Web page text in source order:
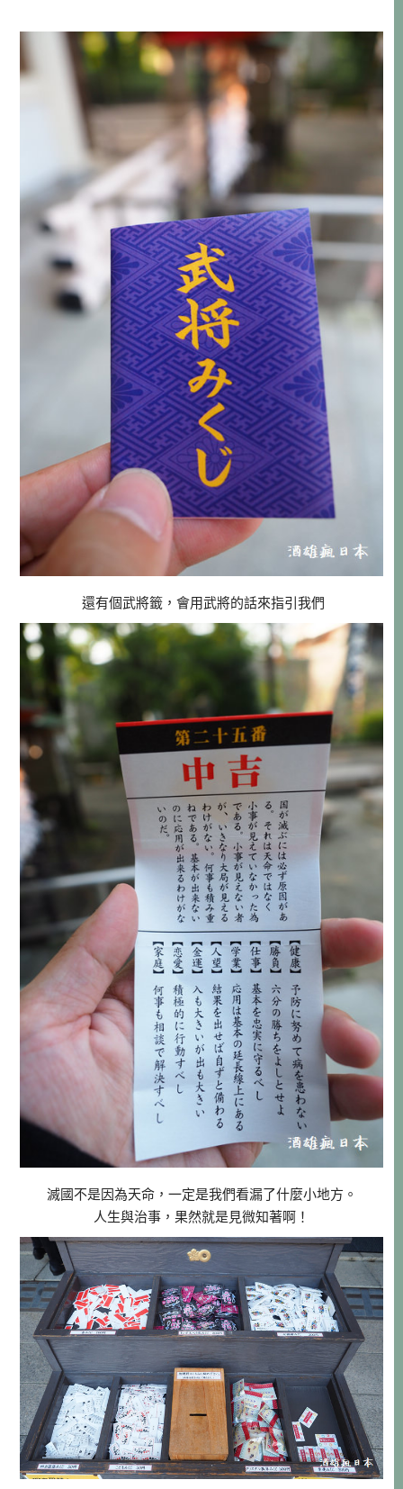
還有個武將籤，會用武將的話來指引我們
滅國不是因為天命，一定是我們看漏了什麼小地方。
人生與治事，果然就是見微知著啊！